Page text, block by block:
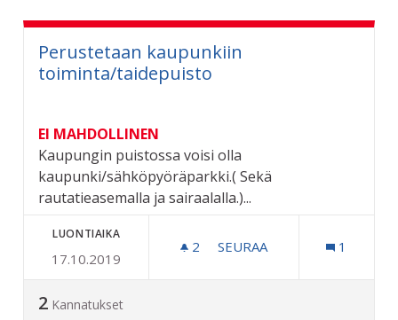
Perustetaan kaupunkiin
toiminta/taidepuisto
EI MAHDOLLINEN
Kaupungin puistossa voisi olla
kaupunki/sähköpyöräparkki.( Sekä
rautatieasemalla ja sairaalalla.)...
LUONTIAIKA
17.10.2019
2 2 SEURAAJAA
SEURAA 1
2 Kannatukset